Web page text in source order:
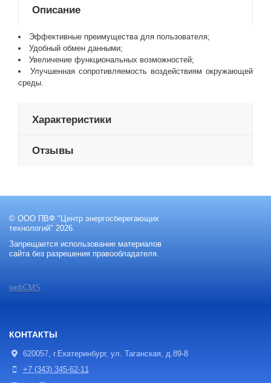
Описание
Эффективные преимущества для пользователя;
Удобный обмен данными;
Увеличение функциональных возможностей;
Улучшенная сопротивляемость воздействиям окружающей
среды.
Характеристики
Отзывы
© ООО ПВФ "Центр энергосберегающих
технологий" 2026.
Запрещается использование материалов
сайта без разрешения правообладателя.
webCMS
КОНТАКТЫ
620057, г.Екатеринбург, ул. Таганская, д.89-8
+7 (343) 345-62-11